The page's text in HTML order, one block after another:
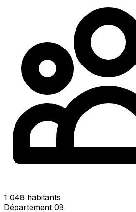
1 048 habitants
Département 08